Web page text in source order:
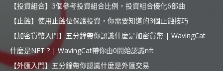
【投資組合】3個參考投資組合比例，投資組合優化6部曲
【止蝕】使用止蝕位保護投資，你需要知道的3個止蝕技巧
【加密貨幣入門】五分鐘帶你認識什麼是加密貨幣 | WavingCat
什麼是NFT ? | WavingCat帶你由0開始認識nft
【外匯入門】五分鐘帶你認識什麼是外匯交易